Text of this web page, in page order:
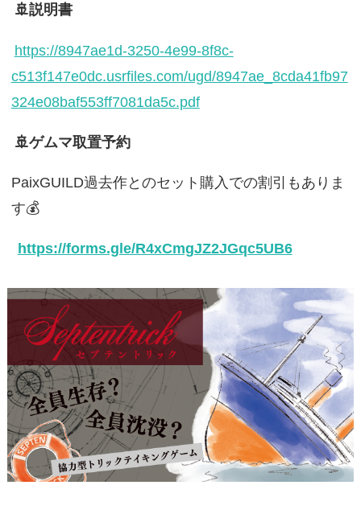
🚢説明書
https://8947ae1d-3250-4e99-8f8c-
c513f147e0dc.usrfiles.com/ugd/8947ae_8cda41fb97
324e08baf553ff7081da5c.pdf
🚢ゲムマ取置予約
PaixGUILD過去作とのセット購入での割引もありま
す💰️
https://forms.gle/R4xCmgJZ2JGqc5UB6